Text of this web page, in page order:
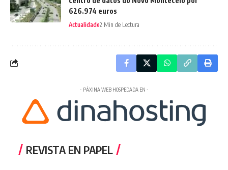
626.974 euros
Actualidade2 Min de Lectura
- PÁXINA WEB HOSPEDADA EN -
REVISTA EN PAPEL